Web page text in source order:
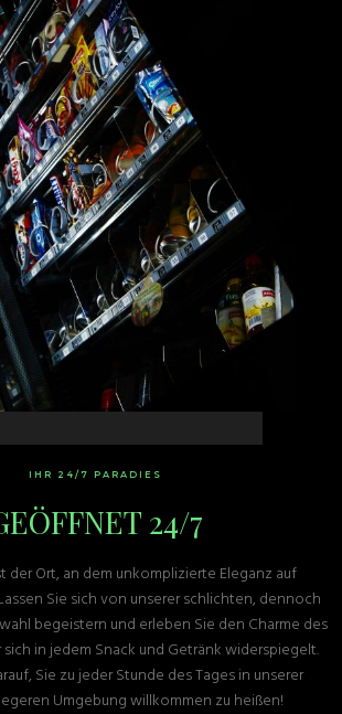
IHR 24/7 PARADIES
24/7
der Ort, an dem unkomplizierte Eleganz auf
Sie sich von unserer schlichten, dennoch
begeistern und erleben Sie den Charme des
in jedem Snack und Getränk widerspiegelt.
Sie zu jeder Stunde des Tages in unserer
Umgebung willkommen zu heißen!